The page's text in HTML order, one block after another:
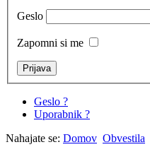
Geslo
Zapomni si me
Geslo ?
Uporabnik ?
Nahajate se: Domov Obvestila